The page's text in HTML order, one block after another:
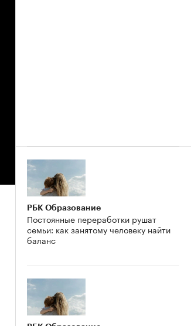
РБК Образование
Постоянные переработки рушат
семьи: как занятому человеку найти
баланс